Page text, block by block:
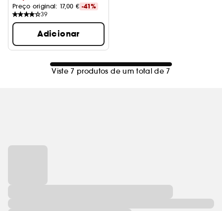
Preço original: 17,00 € -41%
39
Adicionar
Viste 7 produtos de um total de 7